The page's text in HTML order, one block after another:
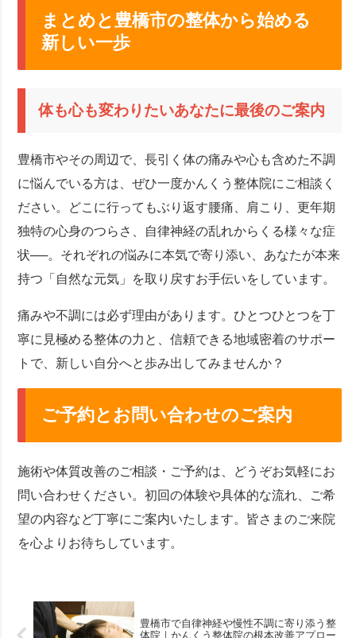
まとめと豊橋市の整体から始める
新しい一歩
体も心も変わりたいあなたに最後のご案内
豊橋市やその周辺で、長引く体の痛みや心も含めた不調
に悩んでいる方は、ぜひ一度かんくう整体院にご相談く
ださい。どこに行ってもぶり返す腰痛、肩こり、更年期
独特の心身のつらさ、自律神経の乱れからくる様々な症
状──。それぞれの悩みに本気で寄り添い、あなたが本来
持つ「自然な元気」を取り戻すお手伝いをしています。
痛みや不調には必ず理由があります。ひとつひとつを丁
寧に見極める整体の力と、信頼できる地域密着のサポー
トで、新しい自分へと歩み出してみませんか？
ご予約とお問い合わせのご案内
施術や体質改善のご相談・ご予約は、どうぞお気軽にお
問い合わせください。初回の体験や具体的な流れ、ご希
望の内容など丁寧にご案内いたします。皆さまのご来院
を心よりお待ちしています。
豊橋市で自律神経や慢性不調に寄り添う整
体院｜かんくう整体院の根本改善アプロー